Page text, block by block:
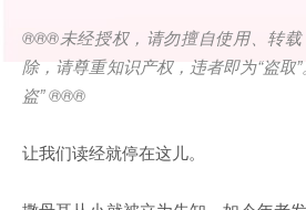
®®®未经授权，请勿擅自使用、转
除，请尊重知识产权，违者即为“盗取”
盗” ®®®
让我们读经就停在这儿。